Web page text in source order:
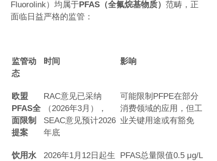
Fluorolink）均属于PFAS（全氟烷基物质）范畴，正
面临日益严格的监管：
监管动
态
时间 影响
欧盟
PFAS全
面限制
提案
RAC意见已采纳
（2026年3月），
SEAC意见预计2026
年底
可能限制PFPE在部分
消费领域的应用，但工
业关键用途或有豁免
饮用水
2026年1月12日起生
PFAS总量限值0.5 μg/L